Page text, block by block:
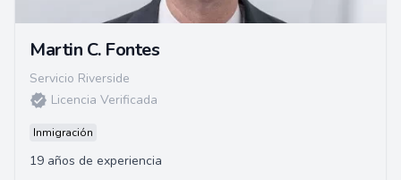
Martin C. Fontes
Servicio Riverside
Licencia Verificada
Inmigración
19 años de experiencia